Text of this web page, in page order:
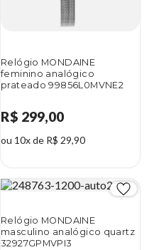
Relógio MONDAINE
feminino analógico
prateado 99856L0MVNE2
R$ 299,00
ou 10x de R$ 29,90
Relógio MONDAINE
masculino analógico quartz
32927GPMVPI3